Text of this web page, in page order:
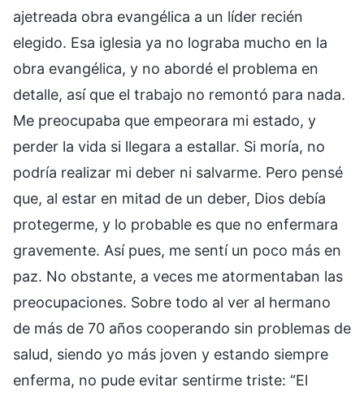
ajetreada obra evangélica a un líder recién
elegido. Esa iglesia ya no lograba mucho en la
obra evangélica, y no abordé el problema en
detalle, así que el trabajo no remontó para nada.
Me preocupaba que empeorara mi estado, y
perder la vida si llegara a estallar. Si moría, no
podría realizar mi deber ni salvarme. Pero pensé
que, al estar en mitad de un deber, Dios debía
protegerme, y lo probable es que no enfermara
gravemente. Así pues, me sentí un poco más en
paz. No obstante, a veces me atormentaban las
preocupaciones. Sobre todo al ver al hermano
de más de 70 años cooperando sin problemas de
salud, siendo yo más joven y estando siempre
enferma, no pude evitar sentirme triste: “El